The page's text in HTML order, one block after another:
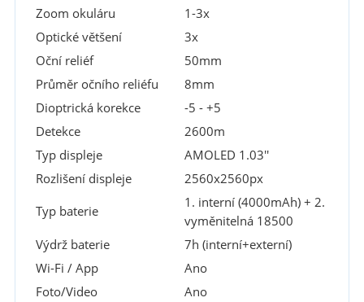
Zoom okuláru
1-3x
Optické většení
3x
Oční reliéf
50mm
Průměr očního reliéfu
8mm
Dioptrická korekce
-5 - +5
Detekce
2600m
Typ displeje
AMOLED 1.03''
Rozlišení displeje
2560x2560px
Typ baterie
1. interní (4000mAh) + 2.
vyměnitelná 18500
Výdrž baterie
7h (interní+externí)
Wi-Fi / App
Ano
Foto/Video
Ano